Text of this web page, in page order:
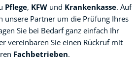
Pflege, KFWund Krankenkasse. Auf
unsere Partner um die Prüfung Ihres
Sie bei Bedarf ganz einfach Ihr
vereinbaren Sie einen Rückruf mit
Fachbetrieben.